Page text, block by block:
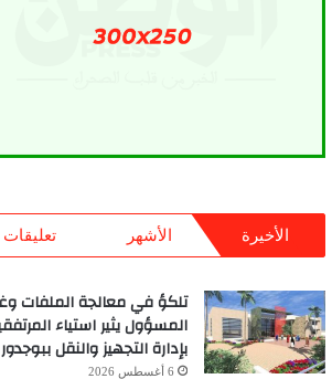
الأخيرة الأشهر تعليقات
تلكؤ في معالجة الملفات
المسؤول يثير استياء
بإدارة التجهيز والنقل ببوجدور
6 أغسطس 2026